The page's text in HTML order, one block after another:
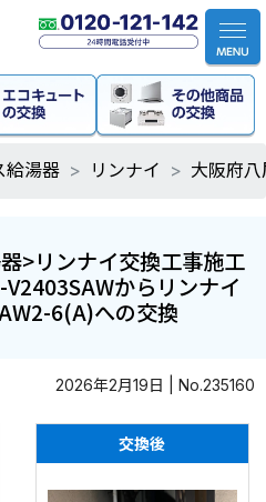
給湯器 リンナイ 大阪府
>リンナイ交換工事施工
からリンナイ
6(A)への交換
2026年2月19日 | No.235160
交換後